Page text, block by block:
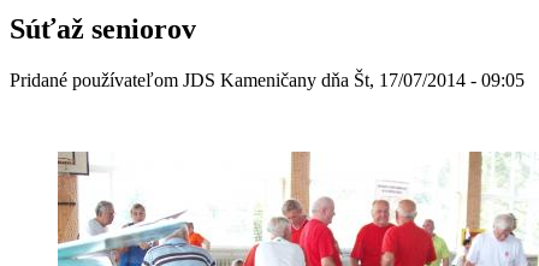
Súťaž seniorov
Pridané používateľom JDS Kameničany dňa Št, 17/07/2014 - 09:05